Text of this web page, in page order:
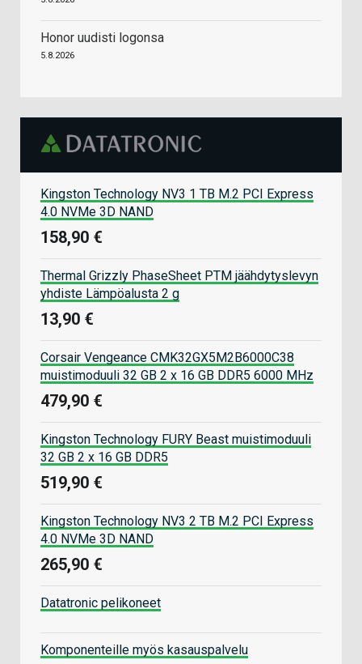
Honor uudisti logonsa
5.8.2026
Kingston Technology NV3 1 TB M.2 PCI Express
4.0 NVMe 3D NAND
158,90 €
Thermal Grizzly PhaseSheet PTM jäähdytyslevyn
yhdiste Lämpöalusta 2 g
13,90 €
Corsair Vengeance CMK32GX5M2B6000C38
muistimoduuli 32 GB 2 x 16 GB DDR5 6000 MHz
479,90 €
Kingston Technology FURY Beast muistimoduuli
32 GB 2 x 16 GB DDR5
519,90 €
Kingston Technology NV3 2 TB M.2 PCI Express
4.0 NVMe 3D NAND
265,90 €
Datatronic pelikoneet
Komponenteille myös kasauspalvelu